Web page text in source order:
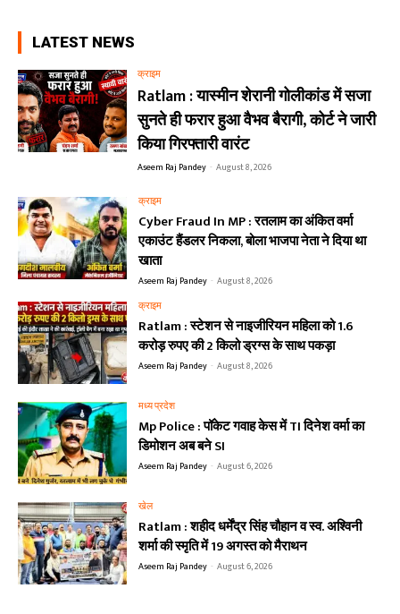
LATEST NEWS
क्राइम
Ratlam : यास्मीन शेरानी गोलीकांड में सजा
सुनते ही फरार हुआ वैभव बैरागी, कोर्ट ने जारी
किया गिरफ्तारी वारंट
Aseem Raj Pandey - August 8, 2026
क्राइम
Cyber Fraud In MP : रतलाम का अंकित वर्मा
एकाउंट हैंडलर निकला, बोला भाजपा नेता ने दिया था
खाता
Aseem Raj Pandey - August 8, 2026
क्राइम
Ratlam : स्टेशन से नाइजीरियन महिला को 1.6
करोड़ रुपए की 2 किलो ड्रग्स के साथ पकड़ा
Aseem Raj Pandey - August 8, 2026
मध्य प्रदेश
Mp Police : पॉकेट गवाह केस में TI दिनेश वर्मा का
डिमोशन अब बने SI
Aseem Raj Pandey - August 6, 2026
खेल
Ratlam : शहीद धर्मेंद्र सिंह चौहान व स्व. अश्विनी
शर्मा की स्मृति में 19 अगस्त को मैराथन
Aseem Raj Pandey - August 6, 2026